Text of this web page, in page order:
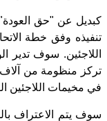
كبديل عن "حق العودة"
تنفيذه وفق خطة
اللاجئين. سوف تدير
تركز منظومة من
في مخيمات اللاجئين
سوف يتم الاعتراف